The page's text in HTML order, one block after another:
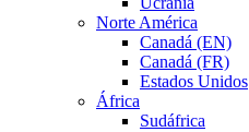
Norte América
Canadá (EN)
Canadá (FR)
Estados Unidos
África
Sudáfrica